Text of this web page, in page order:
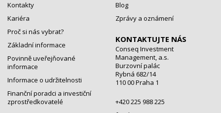
Kontakty
Kariéra
Proč si nás vybrat?
Základní informace
Povinně uveřejňované
informace
Informace o udržitelnosti
Finanční poradci a investiční
zprostředkovatelé
Blog
Zprávy a oznámení
KONTAKTUJTE NÁS
Conseq Investment
Management, a.s.
Burzovní palác
Rybná 682/14
110 00 Praha 1
+420 225 988 225